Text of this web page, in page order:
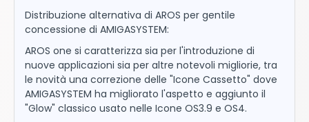
Distribuzione alternativa di AROS per gentile
concessione di AMIGASYSTEM:
AROS one si caratterizza sia per l'introduzione di
nuove applicazioni sia per altre notevoli migliorie, tra
le novità una correzione delle "Icone Cassetto" dove
AMIGASYSTEM ha migliorato l'aspetto e aggiunto il
"Glow" classico usato nelle Icone OS3.9 e OS4.